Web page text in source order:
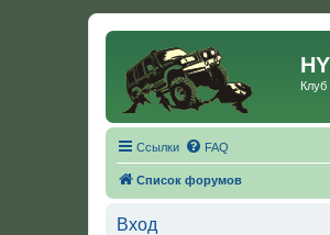
Ссылки FAQ
Список форумов
Вход